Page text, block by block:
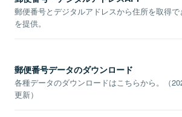
郵便番号とデジタルアドレスから住所を取得
を提供。
郵便番号データのダウンロード
各種データのダウンロードはこちらから。（
更新）